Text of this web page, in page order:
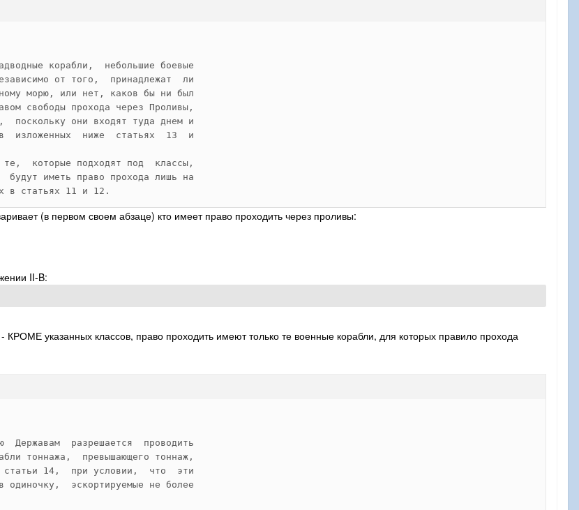
корабли,  небольшие боевые
от того,  принадлежат  ли
морю, или нет, каков бы ни был
свободы прохода через Проливы,
поскольку они входят туда днем и
изложенных  ниже  статьях  13  и
которые подходят под  классы,
будут иметь право прохода лишь на
в статьях 11 и 12.
(в первом своем абзаце) кто имеет право проходить через проливы:
II-B:
надводные военные корабли,
иные   чем   авианосцы,
выше  10  000  тонн  (10  160
орудия  калибра  выше  203
иные чем авианосцы, стандартное
тонн (8 128 метрических тонн)
военные корабли,  которые,
предназначены  или  устроены
КРОМЕ указанных классов, право проходить имеют только те военные корабли, для которых правило прохода
Державам  разрешается  проводить
тоннажа,  превышающего тоннаж,
статьи 14,  при условии,  что  эти
одиночку,  эскортируемые не более